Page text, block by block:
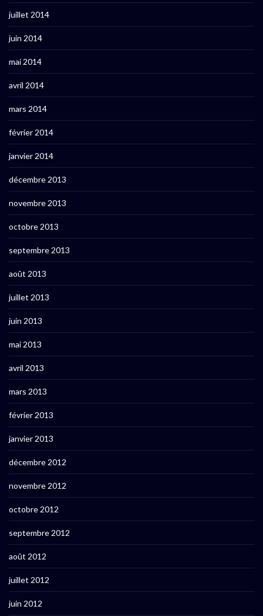
juillet 2014
juin 2014
mai 2014
avril 2014
mars 2014
février 2014
janvier 2014
décembre 2013
novembre 2013
octobre 2013
septembre 2013
août 2013
juillet 2013
juin 2013
mai 2013
avril 2013
mars 2013
février 2013
janvier 2013
décembre 2012
novembre 2012
octobre 2012
septembre 2012
août 2012
juillet 2012
juin 2012